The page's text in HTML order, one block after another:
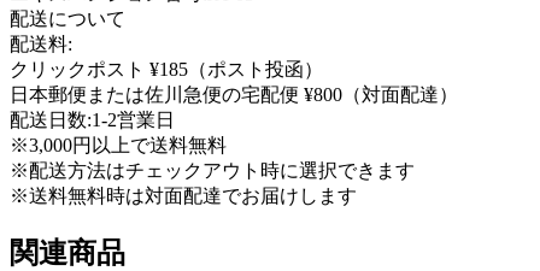
配送について
配送料:
クリックポスト ¥185（ポスト投函）
日本郵便または佐川急便の宅配便 ¥800（対面配達）
配送日数:1-2営業日
※3,000円以上で送料無料
※配送方法はチェックアウト時に選択できます
※送料無料時は対面配達でお届けします
関連商品